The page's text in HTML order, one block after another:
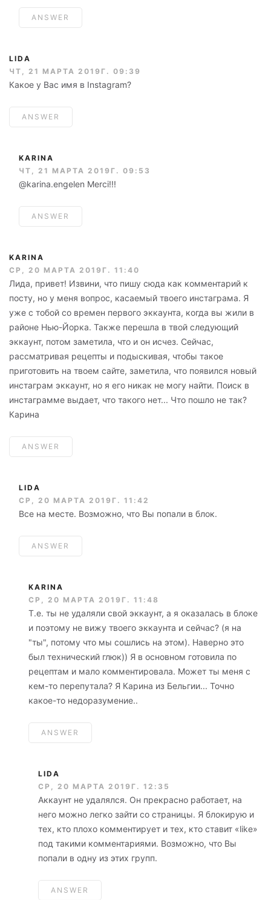
ANSWER
LIDA
ЧТ, 21 МАРТА 2019Г. 09:39
Какое у Вас имя в Instagram?
ANSWER
KARINA
ЧТ, 21 МАРТА 2019Г. 09:53
@karina.engelen Merci!!!
ANSWER
KARINA
СР, 20 МАРТА 2019Г. 11:40
Лида, привет! Извини, что пишу сюда как комментарий к
посту, но у меня вопрос, касаемый твоего инстаграма. Я
уже с тобой со времен первого эккаунта, когда вы жили в
районе Нью-Йорка. Также перешла в твой следующий
эккаунт, потом заметила, что и он исчез. Сейчас,
рассматривая рецепты и подыскивая, чтобы такое
приготовить на твоем сайте, заметила, что появился новый
инстаграм эккаунт, но я его никак не могу найти. Поиск в
инстаграмме выдает, что такого нет... Что пошло не так?
Карина
ANSWER
LIDA
СР, 20 МАРТА 2019Г. 11:42
Все на месте. Возможно, что Вы попали в блок.
ANSWER
KARINA
СР, 20 МАРТА 2019Г. 11:48
Т.е. ты не удаляли свой эккаунт, а я оказалась в блоке
и поэтому не вижу твоего эккаунта и сейчас? (я на
"ты", потому что мы сошлись на этом). Наверно это
был технический глюк)) Я в основном готовила по
рецептам и мало комментировала. Может ты меня с
кем-то перепутала? Я Карина из Бельгии... Точно
какое-то недоразумение..
ANSWER
LIDA
СР, 20 МАРТА 2019Г. 12:35
Аккаунт не удалялся. Он прекрасно работает, на
него можно легко зайти со страницы. Я блокирую и
тех, кто плохо комментирует и тех, кто ставит «like»
под такими комментариями. Возможно, что Вы
попали в одну из этих групп.
ANSWER